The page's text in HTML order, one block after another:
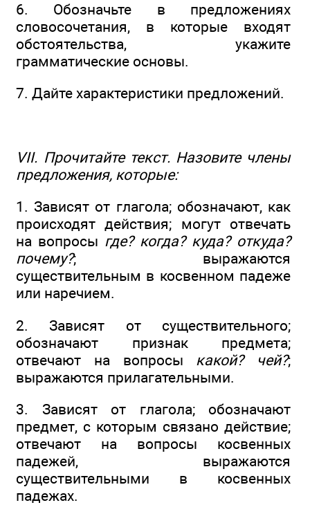
6. Обозначьте в предложениях
словосочетания, в которые входят
обстоятельства, укажите
грамматические основы.
7. Дайте характеристики предложений.
VII. Прочитайте текст. Назовите члены
предложения, которые:
1. Зависят от глагола; обозначают, как
происходят действия; могут отвечать
на вопросы где? когда? куда? откуда?
почему?; выражаются
существительным в косвенном падеже
или наречием.
2. Зависят от существительного;
обозначают признак предмета;
отвечают на вопросы какой? чей?;
выражаются прилагательными.
3. Зависят от глагола; обозначают
предмет, с которым связано действие;
отвечают на вопросы косвенных
падежей, выражаются
существительными в косвенных
падежах.